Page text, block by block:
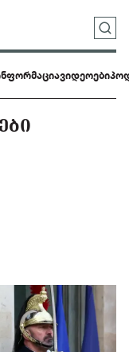
ვიდეოები